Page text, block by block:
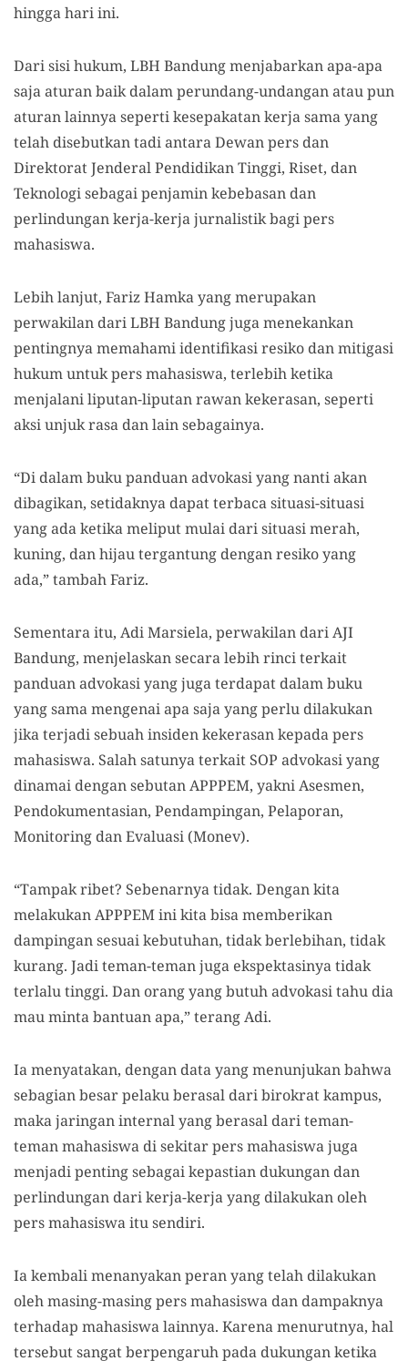
hingga hari ini.
Dari sisi hukum, LBH Bandung menjabarkan apa-apa
saja aturan baik dalam perundang-undangan atau pun
aturan lainnya seperti kesepakatan kerja sama yang
telah disebutkan tadi antara Dewan pers dan
Direktorat Jenderal Pendidikan Tinggi, Riset, dan
Teknologi sebagai penjamin kebebasan dan
perlindungan kerja-kerja jurnalistik bagi pers
mahasiswa.
Lebih lanjut, Fariz Hamka yang merupakan
perwakilan dari LBH Bandung juga menekankan
pentingnya memahami identifikasi resiko dan mitigasi
hukum untuk pers mahasiswa, terlebih ketika
menjalani liputan-liputan rawan kekerasan, seperti
aksi unjuk rasa dan lain sebagainya.
“Di dalam buku panduan advokasi yang nanti akan
dibagikan, setidaknya dapat terbaca situasi-situasi
yang ada ketika meliput mulai dari situasi merah,
kuning, dan hijau tergantung dengan resiko yang
ada,” tambah Fariz.
Sementara itu, Adi Marsiela, perwakilan dari AJI
Bandung, menjelaskan secara lebih rinci terkait
panduan advokasi yang juga terdapat dalam buku
yang sama mengenai apa saja yang perlu dilakukan
jika terjadi sebuah insiden kekerasan kepada pers
mahasiswa. Salah satunya terkait SOP advokasi yang
dinamai dengan sebutan APPPEM, yakni Asesmen,
Pendokumentasian, Pendampingan, Pelaporan,
Monitoring dan Evaluasi (Monev).
“Tampak ribet? Sebenarnya tidak. Dengan kita
melakukan APPPEM ini kita bisa memberikan
dampingan sesuai kebutuhan, tidak berlebihan, tidak
kurang. Jadi teman-teman juga ekspektasinya tidak
terlalu tinggi. Dan orang yang butuh advokasi tahu dia
mau minta bantuan apa,” terang Adi.
Ia menyatakan, dengan data yang menunjukan bahwa
sebagian besar pelaku berasal dari birokrat kampus,
maka jaringan internal yang berasal dari teman-
teman mahasiswa di sekitar pers mahasiswa juga
menjadi penting sebagai kepastian dukungan dan
perlindungan dari kerja-kerja yang dilakukan oleh
pers mahasiswa itu sendiri.
Ia kembali menanyakan peran yang telah dilakukan
oleh masing-masing pers mahasiswa dan dampaknya
terhadap mahasiswa lainnya. Karena menurutnya, hal
tersebut sangat berpengaruh pada dukungan ketika